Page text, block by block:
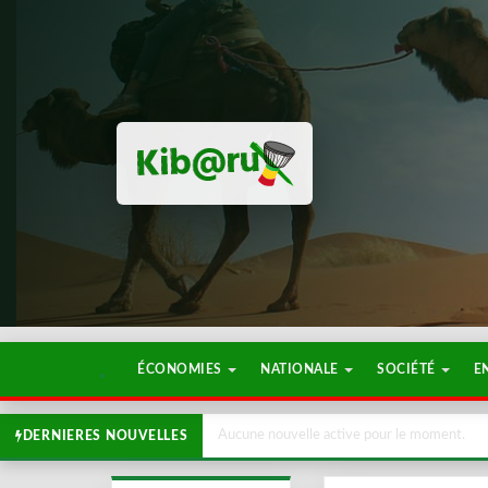
ÉCONOMIES NATIONALE SOCIÉTÉ
DERNIERES NOUVELLES Aucune nouvelle active pour le moment.